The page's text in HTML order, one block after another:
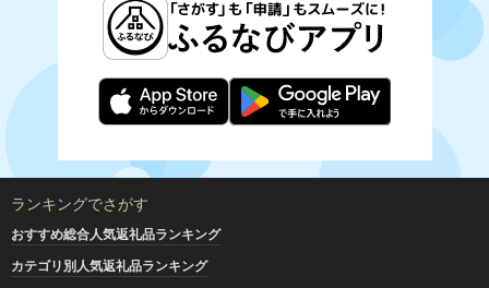
ランキングでさがす
おすすめ総合人気返礼品ランキング
カテゴリ別人気返礼品ランキング